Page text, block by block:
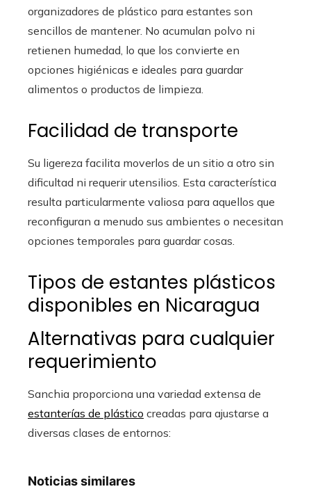
organizadores de plástico para estantes son
sencillos de mantener. No acumulan polvo ni
retienen humedad, lo que los convierte en
opciones higiénicas e ideales para guardar
alimentos o productos de limpieza.
Facilidad de transporte
Su ligereza facilita moverlos de un sitio a otro sin
dificultad ni requerir utensilios. Esta característica
resulta particularmente valiosa para aquellos que
reconfiguran a menudo sus ambientes o necesitan
opciones temporales para guardar cosas.
Tipos de estantes plásticos
disponibles en Nicaragua
Alternativas para cualquier
requerimiento
Sanchia proporciona una variedad extensa de
estanterías de plástico creadas para ajustarse a
diversas clases de entornos:
Noticias similares